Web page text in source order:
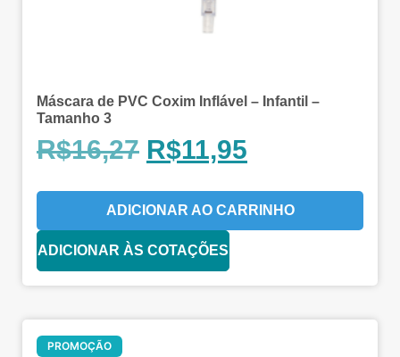
Máscara de PVC Coxim Inflável – Infantil –
Tamanho 3
R$16,27 R$11,95
ADICIONAR AO CARRINHO
ADICIONAR ÀS COTAÇÕES
PROMOÇÃO